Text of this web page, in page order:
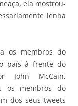
ela mostrou-
lenha
os membros do
país à frente do
John McCain,
os membros do
dos seus tweets